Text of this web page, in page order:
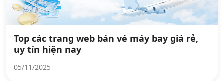
Top các trang web bán vé máy bay giá rẻ,
uy tín hiện nay
05/11/2025